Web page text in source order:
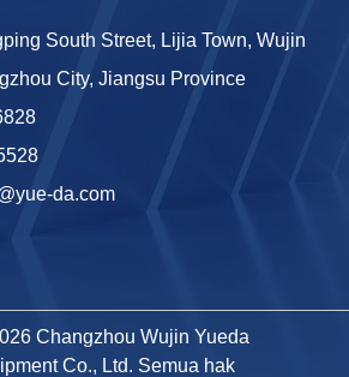
South Street, Lijia Town, Wujin
City, Jiangsu Province
da.com
Changzhou Wujin Yueda
Co., Ltd. Semua hak